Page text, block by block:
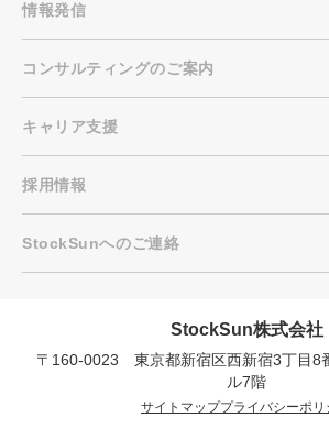
プロに無料相談をする
会社概要
ドする
情報発信
コンサルティングのご案内
キャリア支援
採用情報
StockSunへのご連絡
StockSun株式会社
〒160-0023 東京都新宿区西新宿3丁目8
ル7階
サイトマッププライバシーポリ